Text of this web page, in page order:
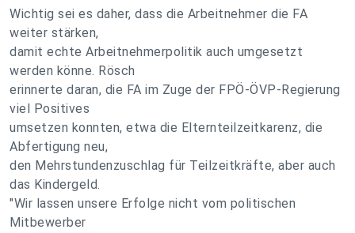
Wichtig sei es daher, dass die Arbeitnehmer die FA
weiter stärken,
damit echte Arbeitnehmerpolitik auch umgesetzt
werden könne. Rösch
erinnerte daran, die FA im Zuge der FPÖ-ÖVP-Regierung
viel Positives
umsetzen konnten, etwa die Elternteilzeitkarenz, die
Abfertigung neu,
den Mehrstundenzuschlag für Teilzeitkräfte, aber auch
das Kindergeld.
"Wir lassen unsere Erfolge nicht vom politischen
Mitbewerber